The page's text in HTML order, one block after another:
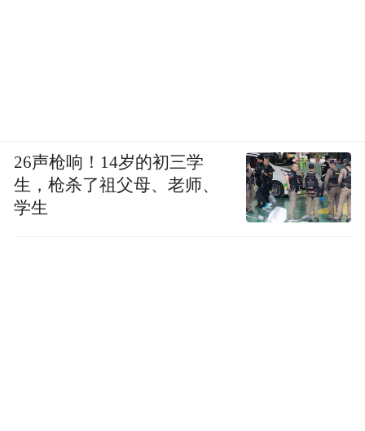
26声枪响！14岁的初三学
生，枪杀了祖父母、老师、
学生